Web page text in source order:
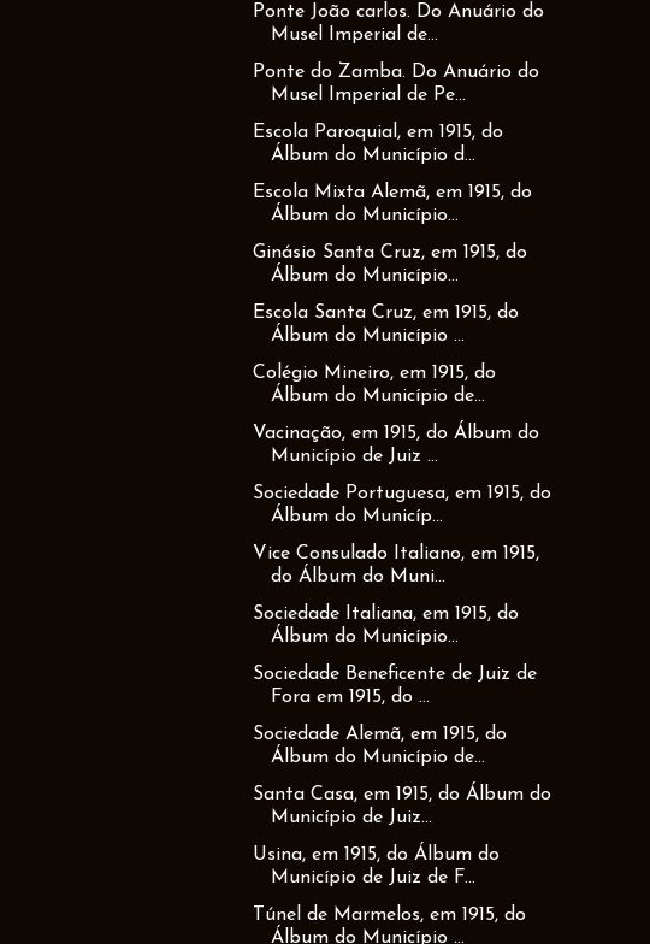
Ponte João carlos. Do Anuário do
Musel Imperial de...
Ponte do Zamba. Do Anuário do
Musel Imperial de Pe...
Escola Paroquial, em 1915, do
Álbum do Município d...
Escola Mixta Alemã, em 1915, do
Álbum do Município...
Ginásio Santa Cruz, em 1915, do
Álbum do Município...
Escola Santa Cruz, em 1915, do
Álbum do Município ...
Colégio Mineiro, em 1915, do
Álbum do Município de...
Vacinação, em 1915, do Álbum do
Município de Juiz ...
Sociedade Portuguesa, em 1915, do
Álbum do Municíp...
Vice Consulado Italiano, em 1915,
do Álbum do Muni...
Sociedade Italiana, em 1915, do
Álbum do Município...
Sociedade Beneficente de Juiz de
Fora em 1915, do ...
Sociedade Alemã, em 1915, do
Álbum do Município de...
Santa Casa, em 1915, do Álbum do
Município de Juiz...
Usina, em 1915, do Álbum do
Município de Juiz de F...
Túnel de Marmelos, em 1915, do
Álbum do Município ...